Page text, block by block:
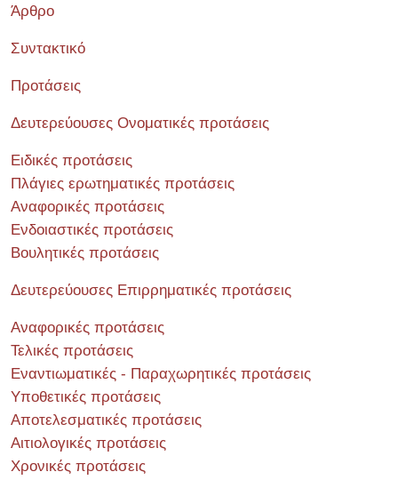
Άρθρο
Συντακτικό
Προτάσεις
Δευτερεύουσες Ονοματικές προτάσεις
Ειδικές προτάσεις
Πλάγιες ερωτηματικές προτάσεις
Αναφορικές προτάσεις
Ενδοιαστικές προτάσεις
Βουλητικές προτάσεις
Δευτερεύουσες Επιρρηματικές προτάσεις
Αναφορικές προτάσεις
Τελικές προτάσεις
Εναντιωματικές - Παραχωρητικές προτάσεις
Υποθετικές προτάσεις
Αποτελεσματικές προτάσεις
Αιτιολογικές προτάσεις
Χρονικές προτάσεις